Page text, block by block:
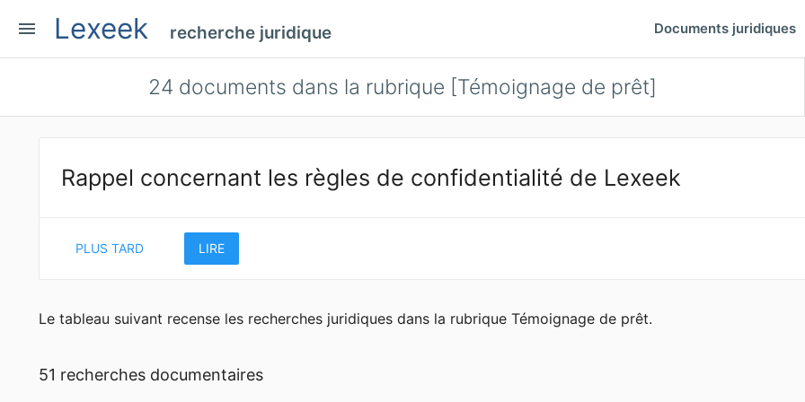
menu Lexeek recherche juridique Documents juridiques
24 documents dans la rubrique [Témoignage de prêt]
Rappel concernant les règles de confidentialité de Lexeek
PLUS TARD LIRE
Le tableau suivant recense les recherches juridiques dans la rubrique Témoignage de prêt.
51 recherches documentaires